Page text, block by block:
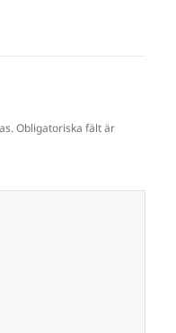
Obligatoriska fält är